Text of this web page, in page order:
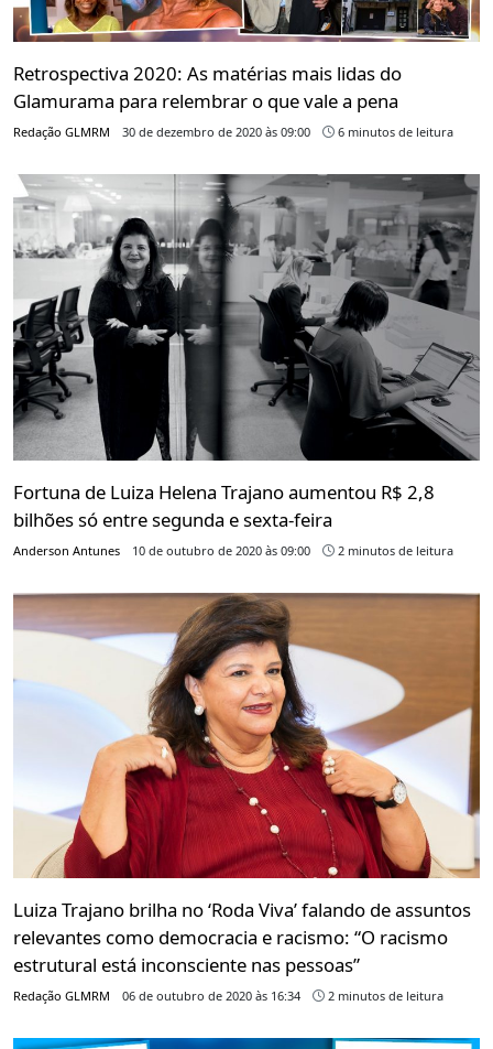
Retrospectiva 2020: As matérias mais lidas do
Glamurama para relembrar o que vale a pena
Redação GLMRM 30 de dezembro de 2020 às 09:00 6 minutos de leitura
Fortuna de Luiza Helena Trajano aumentou R$ 2,8
bilhões só entre segunda e sexta-feira
Anderson Antunes 10 de outubro de 2020 às 09:00 2 minutos de leitura
Luiza Trajano brilha no ‘Roda Viva’ falando de assuntos
relevantes como democracia e racismo: “O racismo
estrutural está inconsciente nas pessoas”
Redação GLMRM 06 de outubro de 2020 às 16:34 2 minutos de leitura